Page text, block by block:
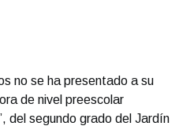
no se ha presentado a su
de nivel preescolar
del segundo grado del Jardín